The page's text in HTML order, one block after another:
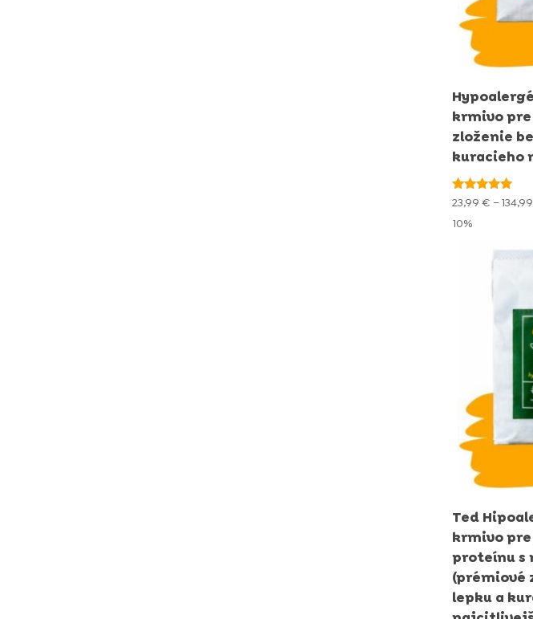
krmivo pre
zloženie
kuracieho
Hodnotenie
5.00
z 5
23,99 € – 134,99
10%
Ted
krmivo pre
proteínu s
(prémiové
lepku a